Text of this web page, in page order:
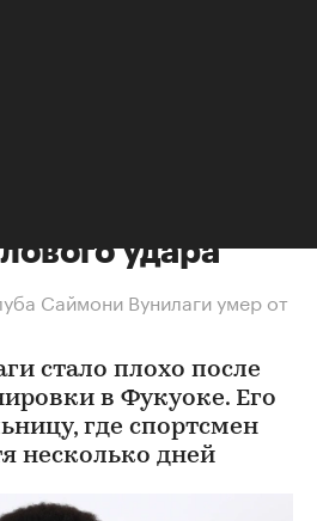
удара
Саймони Вунилаги умер от
стало плохо после
в Фукуоке. Его
где спортсмен
несколько дней